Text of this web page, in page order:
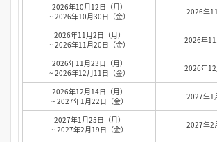
2026年10月12日（月）
~ 2026年10月30日（金）
2026年
2026年11月2日（月）
~ 2026年11月20日（金）
2026年11
2026年11月23日（月）
~ 2026年12月11日（金）
2026年12
2026年12月14日（月）
~ 2027年1月22日（金）
2027年1
2027年1月25日（月）
~ 2027年2月19日（金）
2027年2